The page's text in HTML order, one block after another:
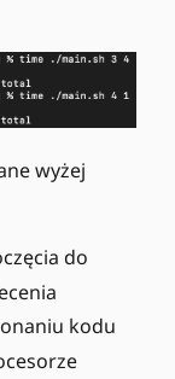
wyżej
do
kodu